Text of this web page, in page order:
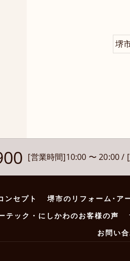
堺
[営業時間]10:00 〜 20:00 /
ンセプト 堺市のリフォーム･ア
テック・にしかわのお客様の声
お問い